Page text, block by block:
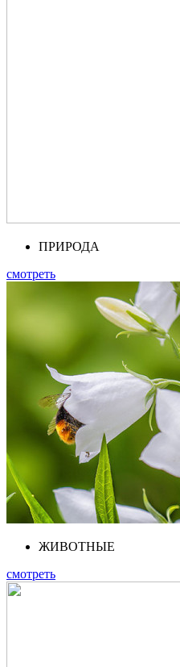
ПРИРОДА
смотреть
ЖИВОТНЫЕ
смотреть